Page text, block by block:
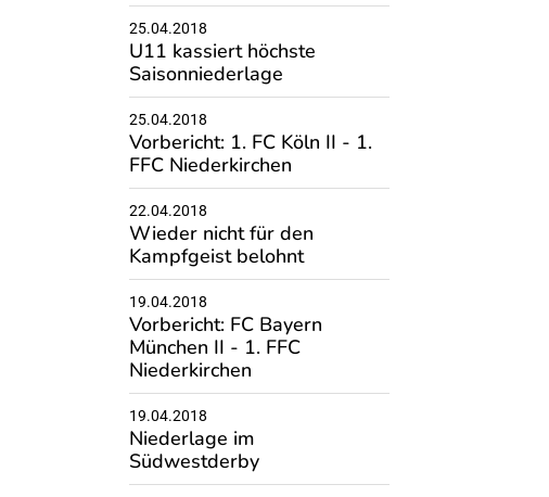
25.04.2018
U11 kassiert höchste
Saisonniederlage
25.04.2018
Vorbericht: 1. FC Köln II - 1.
FFC Niederkirchen
22.04.2018
Wieder nicht für den
Kampfgeist belohnt
19.04.2018
Vorbericht: FC Bayern
München II - 1. FFC
Niederkirchen
19.04.2018
Niederlage im
Südwestderby